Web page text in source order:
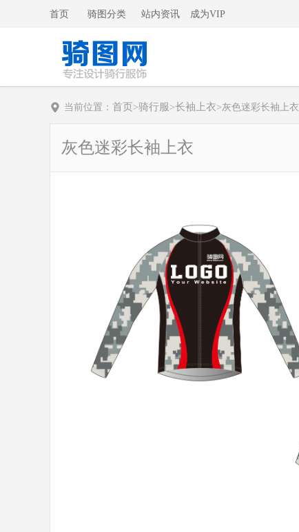
首页 骑图分类 站内资讯 成为VIP
当前位置： 首页>骑行服 >长袖上衣>灰色迷彩长袖上衣
灰色迷彩长袖上衣